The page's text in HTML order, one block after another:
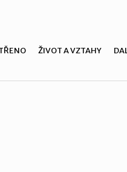
ŽIVOT A VZTAHY